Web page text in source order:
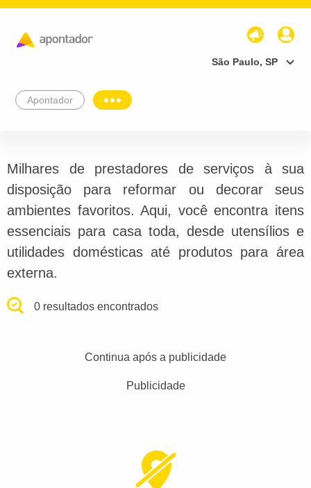
São Paulo, SP
Apontador
Milhares de prestadores de serviços à sua
disposição para reformar ou decorar seus
ambientes favoritos. Aqui, você encontra itens
essenciais para casa toda, desde utensílios e
utilidades domésticas até produtos para área
externa.
0 resultados encontrados
Continua após a publicidade
Publicidade